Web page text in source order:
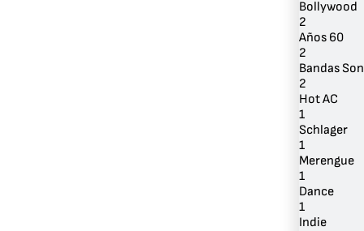
Bollywood
2
Años 60
2
Bandas
2
Hot AC
1
Schlager
1
Merengue
1
Dance
1
Indie